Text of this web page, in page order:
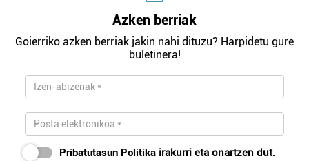
Azken berriak
Goierriko azken berriak jakin nahi dituzu? Harpidetu gure
buletinera!
Pribatutasun Politika irakurri eta onartzen dut.